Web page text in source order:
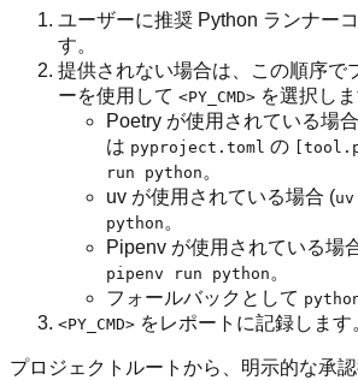
ユーザーに推奨 Python ランナー
す。
提供されない場合は、この順序で
ーを使用して <PY_CMD> を選択し
Poetry が使用されている場
は pyproject.toml の
run python。
uv が使用されている場合 (
python。
Pipenv が使用されている場
pipenv run python。
フォールバックとして
<PY_CMD> をレポートに記録します
プロジェクトルートから、明示的な承